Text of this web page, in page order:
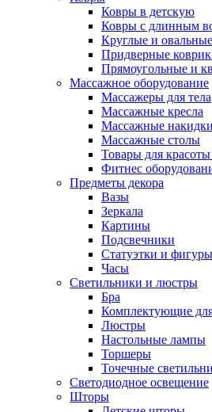
Ковры в детскую
Ковры с длинным
Круглые и
Придверные
Прямоугольные и
Массажное оборудование
Массажеры для тела
Массажные кресла
Массажные накидки
Массажные столы
Товары для красоты
Фитнес
Предметы декора
Вазы
Зеркала
Картины
Подсвечники
Статуэтки и фигуры
Часы
Светильники и люстры
Бра
Комплектующие
Люстры
Настольные лампы
Торшеры
Точечные
Светодиодное освещение
Шторы